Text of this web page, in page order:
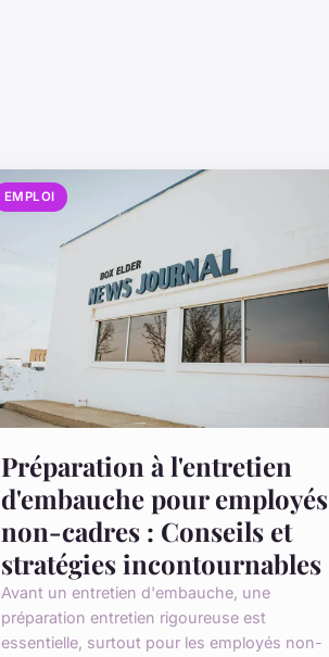
EMPLOI
Préparation à l'entretien
d'embauche pour employés
non-cadres : Conseils et
stratégies incontournables
Avant un entretien d'embauche, une
préparation entretien rigoureuse est
essentielle, surtout pour les employés non-